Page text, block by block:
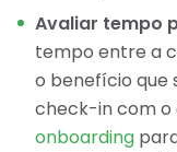
Avaliar tempo
tempo entre a
o benefício que
check-in com o
onboarding